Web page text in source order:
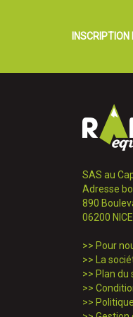
SAS au
Adresse
890
06200 NICE
>> Pour
>> La
>> Plan du
>>
>>